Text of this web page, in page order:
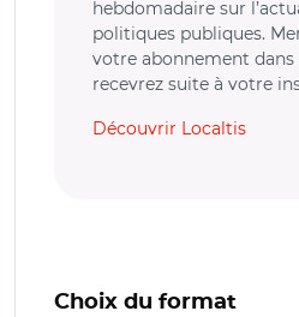
hebdomadaire sur
politiques publiques.
votre abonnement
recevrez suite à votre
Découvrir Localtis
Choix du format